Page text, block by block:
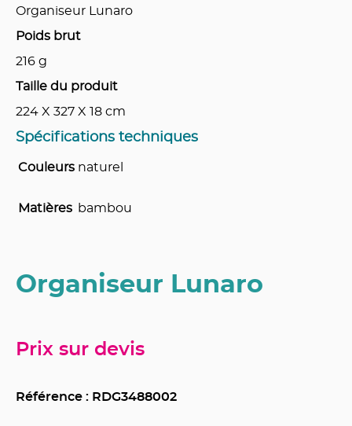
Organiseur Lunaro
Poids brut
216 g
Taille du produit
224 X 327 X 18 cm
Spécifications techniques
Couleurs naturel
Matières bambou
Organiseur Lunaro
Prix sur devis
Référence : RDG3488002